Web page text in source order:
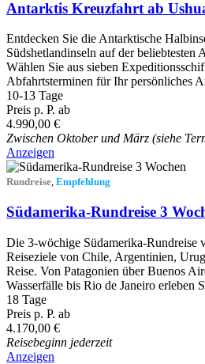
Antarktis Kreuzfahrt ab
Entdecken Sie die Antarktische
Südshetlandinseln auf der beliebtesten
Wählen Sie aus sieben
Abfahrtsterminen für Ihr persönliches
10-13 Tage
Preis p. P. ab
4.990,00 €
Zwischen Oktober und März (siehe
Anzeigen
Rundreise, Empfehlung
Südamerika-Rundreise 3
Die 3‑wöchige Südamerika‑Rundreise
Reiseziele von Chile, Argentinien,
Reise. Von Patagonien über Buenos
Wasserfälle bis Rio de Janeiro erleben
18 Tage
Preis p. P. ab
4.170,00 €
Reisebeginn jederzeit
Anzeigen